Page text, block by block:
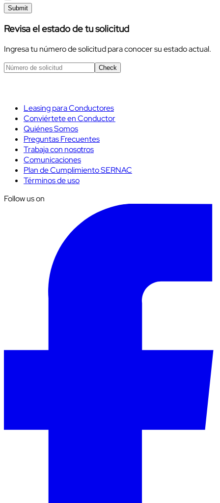
Submit
Revisa el estado de tu solicitud
Ingresa tu número de solicitud para conocer su estado actual.
Check
Leasing para Conductores
Conviértete en Conductor
Quiénes Somos
Preguntas Frecuentes
Trabaja con nosotros
Comunicaciones
Plan de Cumplimiento SERNAC
Términos de uso
Follow us on